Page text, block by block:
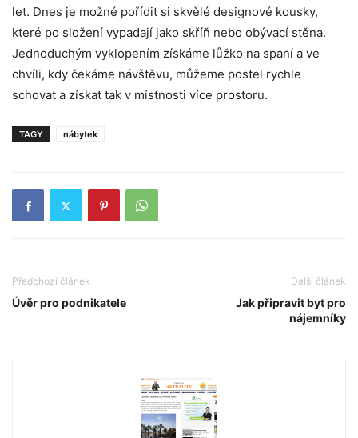
let. Dnes je možné pořídit si skvělé designové kousky,
které po složení vypadají jako skříň nebo obývací stěna.
Jednoduchým vyklopením získáme lůžko na spaní a ve
chvíli, kdy čekáme návštěvu, můžeme postel rychle
schovat a získat tak v místnosti více prostoru.
TAGY nábytek
Předchozí článek
Úvěr pro podnikatele
Další článek
Jak připravit byt pro
nájemníky